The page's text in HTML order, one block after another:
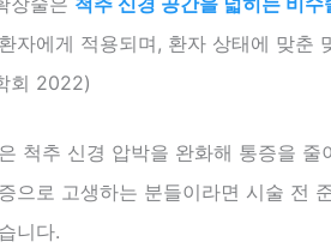
자에게 적용되며, 환자 상태에 맞춘
회 2022)
척추 신경 압박을 완화해 통증을
으로 고생하는 분들이라면 시술 전
니다.